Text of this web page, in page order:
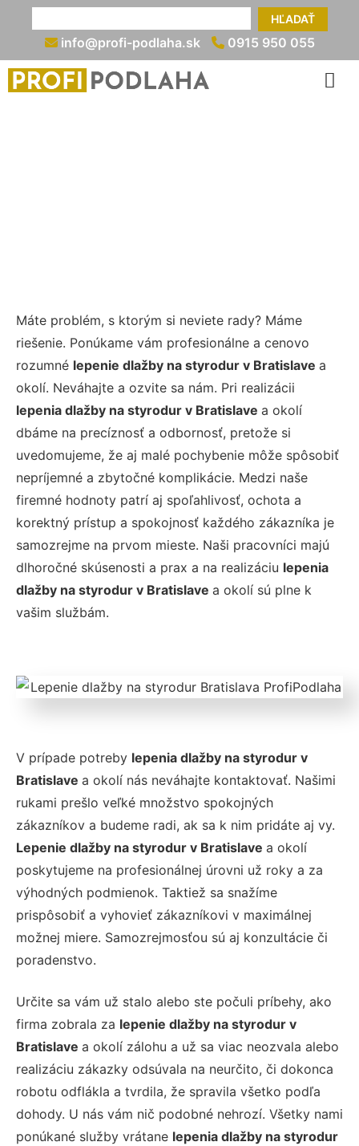
HĽADAŤ
info@profi-podlaha.sk 0915 950 055
Máte problém, s ktorým si neviete rady? Máme
riešenie. Ponúkame vám profesionálne a cenovo
rozumné lepenie dlažby na styrodur v Bratislave a
okolí. Neváhajte a ozvite sa nám. Pri realizácii
lepenia dlažby na styrodur v Bratislave a okolí
dbáme na precíznosť a odbornosť, pretože si
uvedomujeme, že aj malé pochybenie môže spôsobiť
nepríjemné a zbytočné komplikácie. Medzi naše
firemné hodnoty patrí aj spoľahlivosť, ochota a
korektný prístup a spokojnosť každého zákazníka je
samozrejme na prvom mieste. Naši pracovníci majú
dlhoročné skúsenosti a prax a na realizáciu lepenia
dlažby na styrodur v Bratislave a okolí sú plne k
vašim službám.
V prípade potreby lepenia dlažby na styrodur v
Bratislave a okolí nás neváhajte kontaktovať. Našimi
rukami prešlo veľké množstvo spokojných
zákazníkov a budeme radi, ak sa k nim pridáte aj vy.
Lepenie dlažby na styrodur v Bratislave a okolí
poskytujeme na profesionálnej úrovni už roky a za
výhodných podmienok. Taktiež sa snažíme
prispôsobiť a vyhovieť zákazníkovi v maximálnej
možnej miere. Samozrejmosťou sú aj konzultácie či
poradenstvo.
Určite sa vám už stalo alebo ste počuli príbehy, ako
firma zobrala za lepenie dlažby na styrodur v
Bratislave a okolí zálohu a už sa viac neozvala alebo
realizáciu zákazky odsúvala na neurčito, či dokonca
robotu odflákla a tvrdila, že spravila všetko podľa
dohody. U nás vám nič podobné nehrozí. Všetky nami
ponúkané služby vrátane lepenia dlažby na styrodur